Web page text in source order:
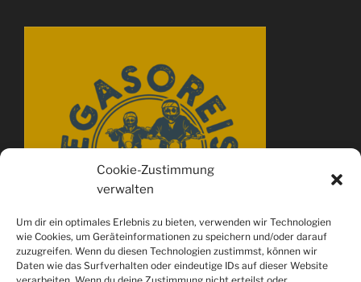
Cookie-Zustimmung
verwalten
Um dir ein optimales Erlebnis zu bieten, verwenden wir Technologien
wie Cookies, um Geräteinformationen zu speichern und/oder darauf
zuzugreifen. Wenn du diesen Technologien zustimmst, können wir
Daten wie das Surfverhalten oder eindeutige IDs auf dieser Website